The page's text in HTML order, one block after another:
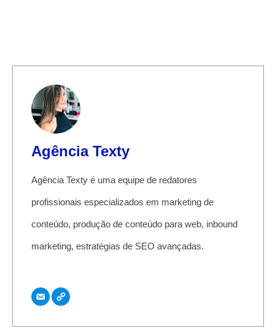
Agência Texty
Agência Texty é uma equipe de redatores
profissionais especializados em marketing de
conteúdo, produção de conteúdo para web, inbound
marketing, estratégias de SEO avançadas.